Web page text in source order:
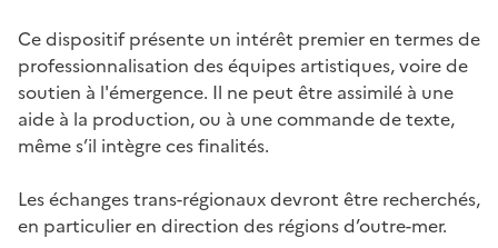
Ce dispositif présente un intérêt premier en termes de
professionnalisation des équipes artistiques, voire de
soutien à l'émergence. Il ne peut être assimilé à une
aide à la production, ou à une commande de texte,
même s’il intègre ces finalités.
Les échanges trans-régionaux devront être recherchés,
en particulier en direction des régions d’outre-mer.